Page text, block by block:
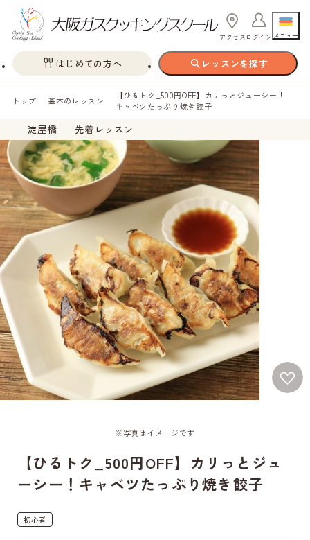
アクセス ログイン メニュー
はじめての方へ レッスンを探す
トップ 基本のレッスン
【ひるトク_500円OFF】カリっとジューシー！
キャベツたっぷり焼き餃子
淀屋橋 先着レッスン
※写真はイメージです
【ひるトク_500円OFF】カリっとジュ
ーシー！キャベツたっぷり焼き餃子
初心者